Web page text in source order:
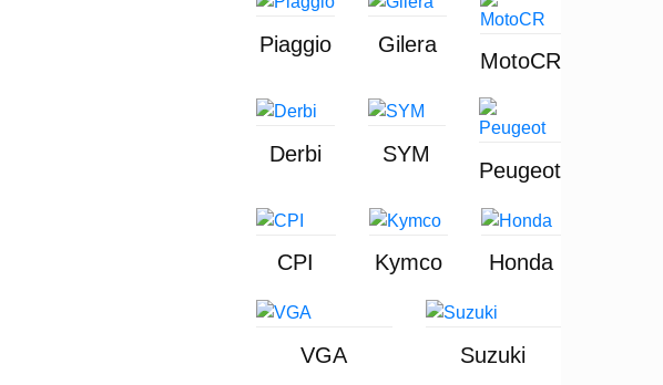
Piaggio Gilera
MotoCR
Derbi SYM
Peugeot
CPI Kymco Honda
VGA Suzuki